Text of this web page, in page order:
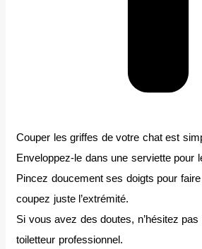
Couper les griffes de votre chat est
Enveloppez-le dans une serviette pour
Pincez doucement ses doigts pour
coupez juste l’extrémité.
Si vous avez des doutes, n’hésitez
toiletteur professionnel.